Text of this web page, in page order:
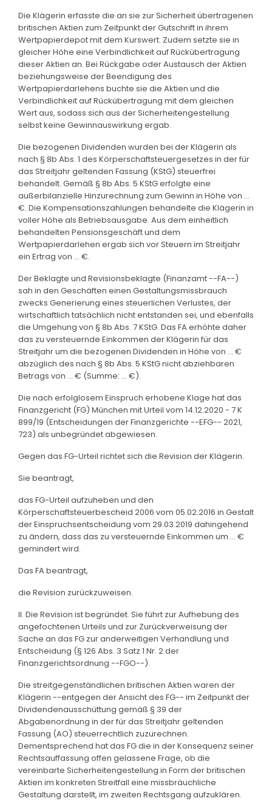
Die Klägerin erfasste die an sie zur Sicherheit übertragenen
britischen Aktien zum Zeitpunkt der Gutschrift in ihrem
Wertpapierdepot mit dem Kurswert. Zudem setzte sie in
gleicher Höhe eine Verbindlichkeit auf Rückübertragung
dieser Aktien an. Bei Rückgabe oder Austausch der Aktien
beziehungsweise der Beendigung des
Wertpapierdarlehens buchte sie die Aktien und die
Verbindlichkeit auf Rückübertragung mit dem gleichen
Wert aus, sodass sich aus der Sicherheitengestellung
selbst keine Gewinnauswirkung ergab.
Die bezogenen Dividenden wurden bei der Klägerin als
nach § 8b Abs. 1 des Körperschaftsteuergesetzes in der für
das Streitjahr geltenden Fassung (KStG) steuerfrei
behandelt. Gemäß § 8b Abs. 5 KStG erfolgte eine
außerbilanzielle Hinzurechnung zum Gewinn in Höhe von ...
€. Die Kompensationszahlungen behandelte die Klägerin in
voller Höhe als Betriebsausgabe. Aus dem einheitlich
behandelten Pensionsgeschäft und dem
Wertpapierdarlehen ergab sich vor Steuern im Streitjahr
ein Ertrag von ... €.
Der Beklagte und Revisionsbeklagte (Finanzamt --FA--)
sah in den Geschäften einen Gestaltungsmissbrauch
zwecks Generierung eines steuerlichen Verlustes, der
wirtschaftlich tatsächlich nicht entstanden sei, und ebenfalls
die Umgehung von § 8b Abs. 7 KStG. Das FA erhöhte daher
das zu versteuernde Einkommen der Klägerin für das
Streitjahr um die bezogenen Dividenden in Höhe von ... €
abzüglich des nach § 8b Abs. 5 KStG nicht abziehbaren
Betrags von ... € (Summe: ... €).
Die nach erfolglosem Einspruch erhobene Klage hat das
Finanzgericht (FG) München mit Urteil vom 14.12.2020 - 7 K
899/19 (Entscheidungen der Finanzgerichte --EFG-- 2021,
723) als unbegründet abgewiesen.
Gegen das FG-Urteil richtet sich die Revision der Klägerin.
Sie beantragt,
das FG-Urteil aufzuheben und den
Körperschaftsteuerbescheid 2006 vom 05.02.2016 in Gestalt
der Einspruchsentscheidung vom 29.03.2019 dahingehend
zu ändern, dass das zu versteuernde Einkommen um ... €
gemindert wird.
Das FA beantragt,
die Revision zurückzuweisen.
II. Die Revision ist begründet. Sie führt zur Aufhebung des
angefochtenen Urteils und zur Zurückverweisung der
Sache an das FG zur anderweitigen Verhandlung und
Entscheidung (§ 126 Abs. 3 Satz 1 Nr. 2 der
Finanzgerichtsordnung --FGO--).
Die streitgegenständlichen britischen Aktien waren der
Klägerin --entgegen der Ansicht des FG-- im Zeitpunkt der
Dividendenausschüttung gemäß § 39 der
Abgabenordnung in der für das Streitjahr geltenden
Fassung (AO) steuerrechtlich zuzurechnen.
Dementsprechend hat das FG die in der Konsequenz seiner
Rechtsauffassung offen gelassene Frage, ob die
vereinbarte Sicherheitengestellung in Form der britischen
Aktien im konkreten Streitfall eine missbräuchliche
Gestaltung darstellt, im zweiten Rechtsgang aufzuklären.